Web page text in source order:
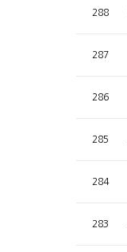
288
287
286
285
284
283